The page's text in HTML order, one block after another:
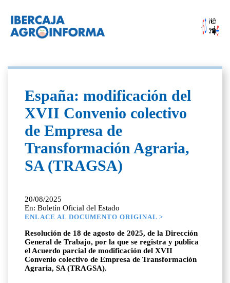
España: modificación del
XVII Convenio colectivo
de Empresa de
Transformación Agraria,
SA (TRAGSA)
20/08/2025
En: Boletín Oficial del Estado
ENLACE AL DOCUMENTO ORIGINAL >
Resolución de 18 de agosto de 2025, de la Dirección
General de Trabajo, por la que se registra y publica
el Acuerdo parcial de modificación del XVII
Convenio colectivo de Empresa de Transformación
Agraria, SA (TRAGSA).